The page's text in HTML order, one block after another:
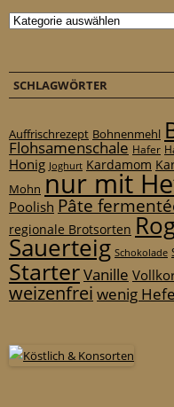
Kategorien
SCHLAGWÖRTER
Auffrischrezept Bohnenmehl
Flohsamenschale Hafer
Honig Joghurt Kardamom
Mohn nur mit
Poolish Pâte
regionale Brotsorten
Sauerteig Schokolade
StarterVanille
weizenfrei wenig Hefe